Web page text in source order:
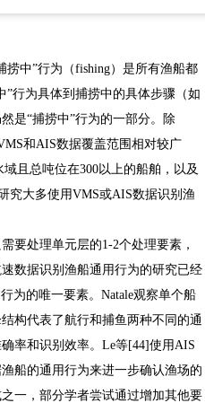
中”行为（fishing）是所有渔船都
行为具体到捕捞中的具体步骤（如
是“捕捞中”行为的一部分。除
和AIS数据覆盖范围相对较广
且总吨位在300以上的船舶，以及
究大多使用VMS或AIS数据识别渔
要处理单元层的1-2个处理要素，
数据识别渔船通用行为的研究已经
为的唯一要素。Natale观察单个船
构代表了航行和捕鱼两种不同的通
率和识别效率。Le等[44]使用AIS
船的通用行为来进一步确认渔场的
一，部分学者尝试通过增加其他要